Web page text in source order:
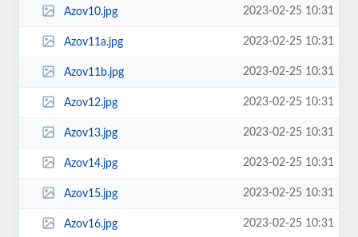
Azov10.jpg 2023-02-25 10:31
Azov11a.jpg 2023-02-25 10:31
Azov11b.jpg 2023-02-25 10:31
Azov12.jpg 2023-02-25 10:31
Azov13.jpg 2023-02-25 10:31
Azov14.jpg 2023-02-25 10:31
Azov15.jpg 2023-02-25 10:31
Azov16.jpg 2023-02-25 10:31